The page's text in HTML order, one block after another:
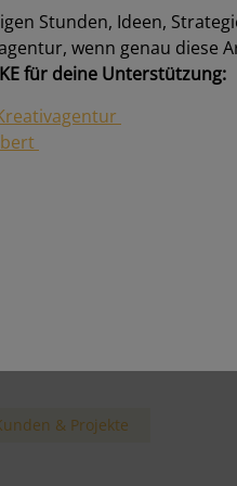
läuft ein Projektstart ab?
Erstgespräch →
→ Kick-off
arbeite für Ein-Personen-
kleine und mittlere
& Projekte
Stunden, Ideen,
wenn genau diese
für deine Unterstützung: